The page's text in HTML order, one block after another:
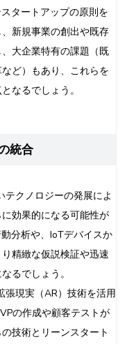
タートアップの原則を
新規事業の創出や既存
大企業特有の課題（既
ど）もあり、これらを
なるでしょう。
統合
クノロジーの発展によ
効果的になる可能性が
分析や、IoTデバイスか
精緻な仮説検証や迅速
るでしょう。
張現実（AR）技術を活用
の作成や顧客テストが
技術とリーンスタート